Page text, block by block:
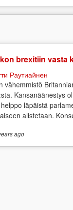
brexitiin vasta
Раутиайнен
vähemmistö
Kansanäänestys
läpäistä
alistetaan.
ago